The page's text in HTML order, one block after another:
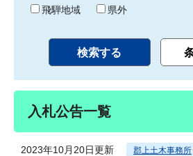
飛騨地域
県外
入札公告一覧
2023年10月20日更新 郡上土木事務所